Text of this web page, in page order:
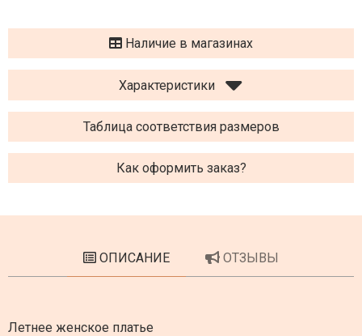
Наличие в магазинах
Характеристики
Таблица соответствия размеров
Как оформить заказ?
ОПИСАНИЕ ОТЗЫВЫ
Летнее женское платье